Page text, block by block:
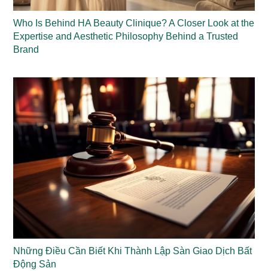
Who Is Behind HA Beauty Clinique? A Closer Look at the
Expertise and Aesthetic Philosophy Behind a Trusted
Brand
Những Điều Cần Biết Khi Thành Lập Sàn Giao Dịch Bất
Động Sản